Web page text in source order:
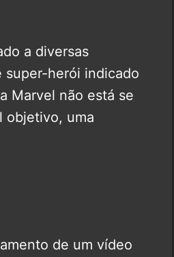
a diversas
super-herói indicado
Marvel não está se
objetivo, uma
de um vídeo